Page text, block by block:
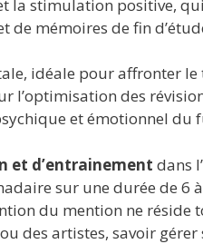
la stimulation positive,
mémoires de fin
idéale pour affronter le
l’optimisation des
et émotionnel du
et d’entrainement dans
sur une durée de 6
du mention ne
des artistes, savoir